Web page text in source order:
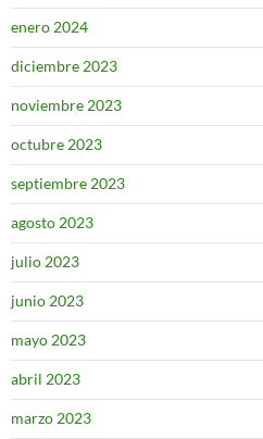
enero 2024
diciembre 2023
noviembre 2023
octubre 2023
septiembre 2023
agosto 2023
julio 2023
junio 2023
mayo 2023
abril 2023
marzo 2023